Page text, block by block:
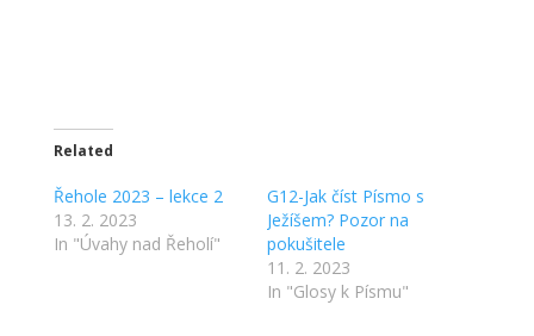
Related
Řehole 2023 – lekce 2
13. 2. 2023
In "Úvahy nad Řeholí"
G12-Jak číst Písmo s
Ježíšem? Pozor na
pokušitele
11. 2. 2023
In "Glosy k Písmu"